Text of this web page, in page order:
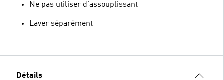
Ne pas utiliser d'assouplissant
Laver séparément
Détails